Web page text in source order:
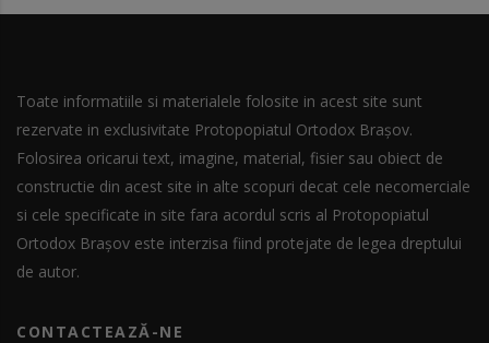
Toate informatiile si materialele folosite in acest site sunt
rezervate in exclusivitate Protopopiatul Ortodox Brașov.
Folosirea oricarui text, imagine, material, fisier sau obiect de
constructie din acest site in alte scopuri decat cele necomerciale
si cele specificate in site fara acordul scris al Protopopiatul
Ortodox Brașov este interzisa fiind protejate de legea dreptului
de autor.
CONTACTEAZĂ-NE